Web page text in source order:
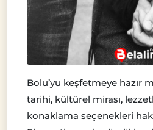
Bolu’yu keşfetmeye hazır
tarihi, kültürel mirası,
konaklama seçenekleri